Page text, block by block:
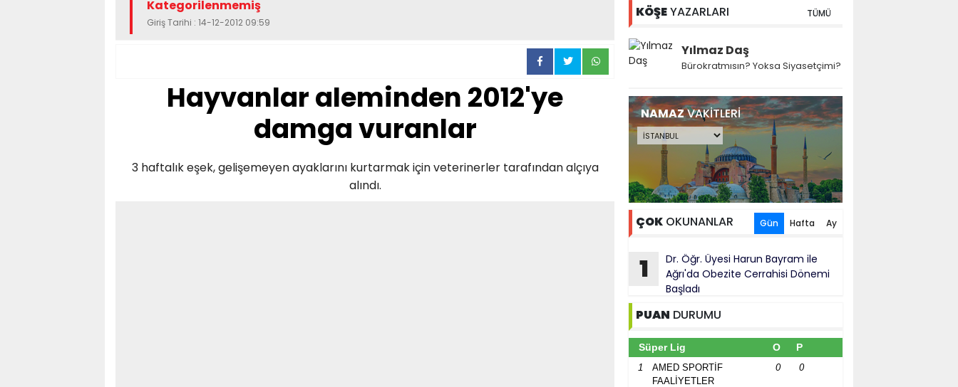
Kategorilenmemiş
Giriş Tarihi : 14-12-2012 09:59
Hayvanlar aleminden 2012'ye
damga vuranlar
3 haftalık eşek, gelişemeyen ayaklarını kurtarmak için veterinerler tarafından alçıya
alındı.
KÖŞEYAZARLARI TÜMÜ
Yılmaz Daş
Bürokratmısın? Yoksa Siyasetçimi?
NAMAZVAKİTLERİ
ÇOK OKUNANLAR Gün Hafta Ay
1
Dr. Öğr. Üyesi Harun Bayram ile
Ağrı'da Obezite Cerrahisi Dönemi
Başladı
PUAN DURUMU
Süper Lig O P
1
AMED SPORTİF
FAALİYETLER
0 0